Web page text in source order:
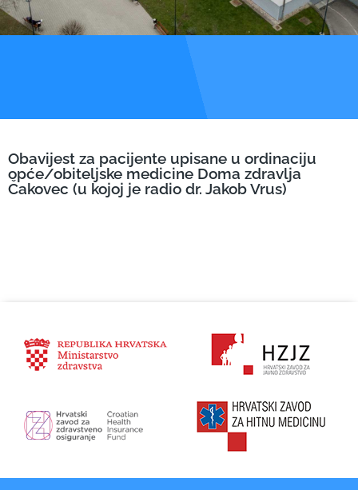
Obavijest za pacijente upisane u ordinaciju
opće/obiteljske medicine Doma zdravlja
Čakovec (u kojoj je radio dr. Jakob Vrus)